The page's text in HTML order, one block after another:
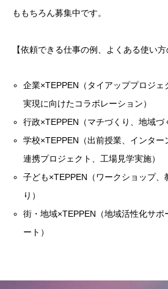
ももちろん募集中です。
【依頼できる仕事の例、よくある使い方
企業×TEPPEN（タイアッププロジ
実現に向けたコラボレーション）
行政×TEPPEN（マチづくり、地域づ
学校×TEPPEN（出前授業、インタ
連携プロジェクト、工場見学実施）
子ども×TEPPEN（ワークショップ、
り）
街・地域×TEPPEN（地域活性化サポ
ート）